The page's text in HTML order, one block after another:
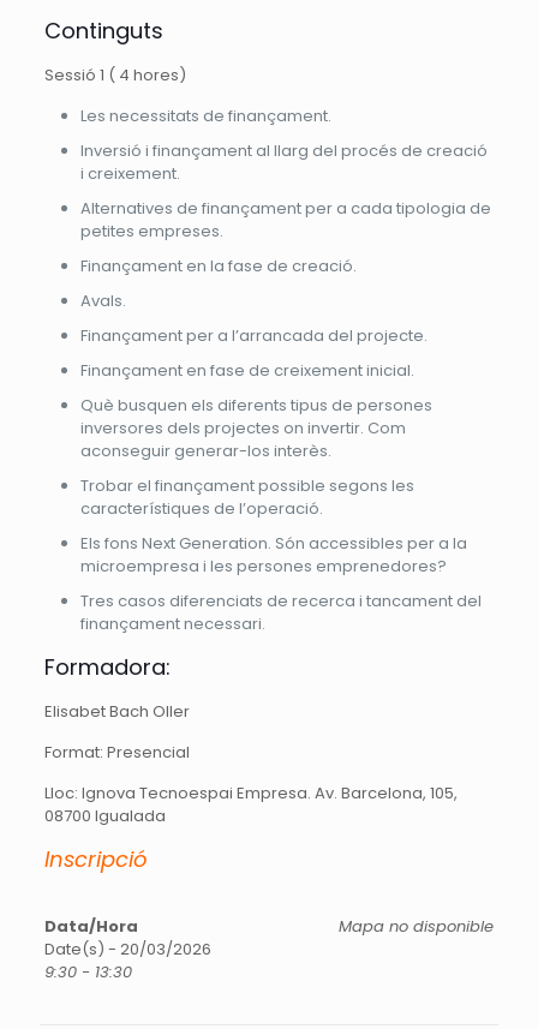
Continguts
Sessió 1 ( 4 hores)
Les necessitats de finançament.​
Inversió i finançament al llarg del procés de creació
i creixement.​
Alternatives de finançament per a cada tipologia de
petites empreses.​
Finançament en la fase de creació.​
Avals.​
Finançament per a l’arrancada del projecte.​
Finançament en fase de creixement inicial.​
Què busquen els diferents tipus de persones
inversores dels projectes on invertir. Com
aconseguir generar-los interès.​
Trobar el finançament possible segons les
característiques de l’operació.​
Els fons Next Generation. Són accessibles per a la
microempresa i les persones emprenedores?​
Tres casos diferenciats de recerca i tancament del
finançament necessari.
Formadora:
Elisabet Bach Oller
Format: Presencial
Lloc: Ignova Tecnoespai Empresa. Av. Barcelona, 105,
08700 Igualada
Inscripció
Mapa no disponible
Data/Hora
Date(s) - 20/03/2026
9:30 - 13:30